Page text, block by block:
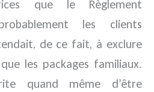
que le Règlement
les clients
de ce fait, à exclure
les packages familiaux.
quand même d’être